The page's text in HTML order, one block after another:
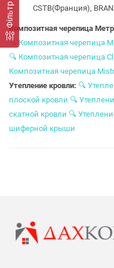
Фільтр
CSTB(Франция),
Композитная черепица
🔍 Композитная черепица
🔍 Композитная черепица
Композитная черепица
Утепление кровли: 🔍
плоской кровли 🔍
скатной кровли 🔍
шиферной крыши